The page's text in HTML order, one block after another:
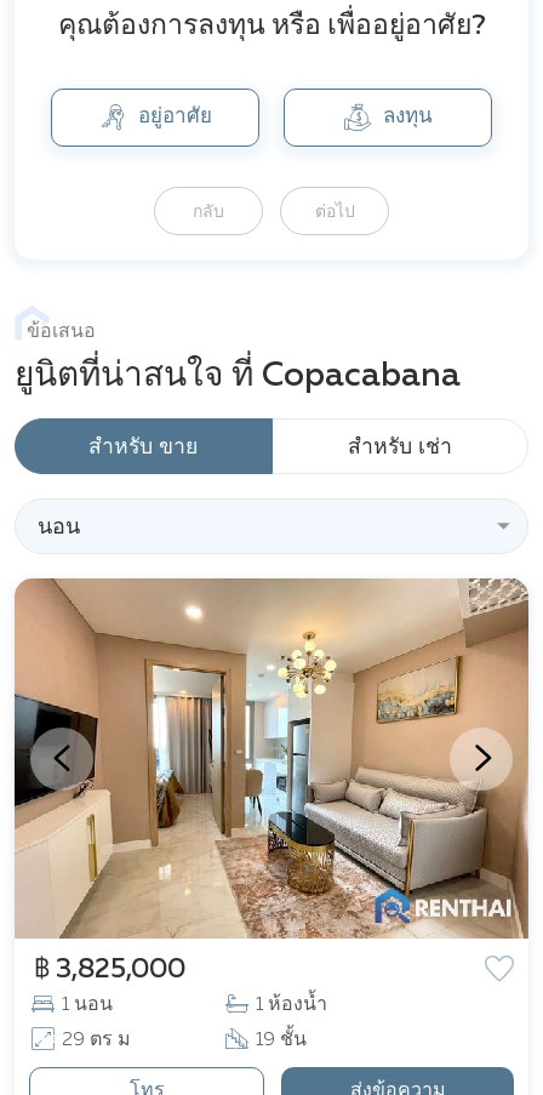
คุณต้องการลงทุน หรือ เพื่ออยู่อาศัย?
อยู่อาศัย ลงทุน
กลับ ต่อไป
ข้อเสนอ
ยูนิตที่น่าสนใจ ที่ Copacabana
สำหรับ ขาย สำหรับ เช่า
นอน
฿ 3,825,000
1 นอน
1 ห้องน้ำ
29 ตร ม
19 ชั้น